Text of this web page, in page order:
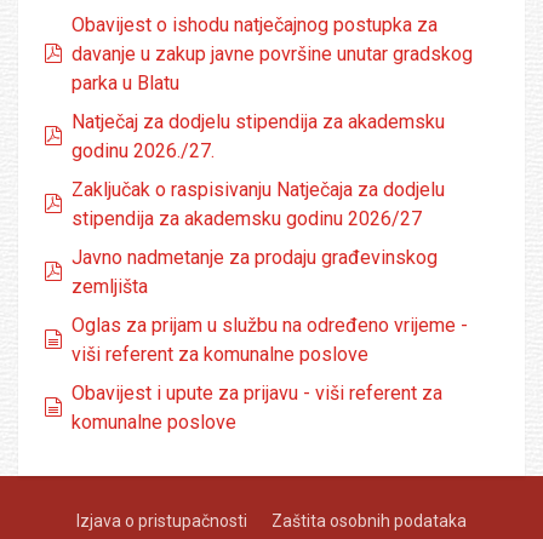
pdf
Obavijest o ishodu natječajnog postupka za
davanje u zakup javne površine unutar gradskog
parka u Blatu
pdf
Natječaj za dodjelu stipendija za akademsku
godinu 2026./27.
pdf
Zaključak o raspisivanju Natječaja za dodjelu
stipendija za akademsku godinu 2026/27
pdf
Javno nadmetanje za prodaju građevinskog
zemljišta
dokumenti
Oglas za prijam u službu na određeno vrijeme -
viši referent za komunalne poslove
dokumenti
Obavijest i upute za prijavu - viši referent za
komunalne poslove
Izjava o pristupačnosti Zaštita osobnih podataka